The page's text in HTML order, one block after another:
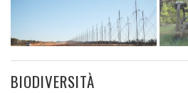
BIODIVERSITÀ